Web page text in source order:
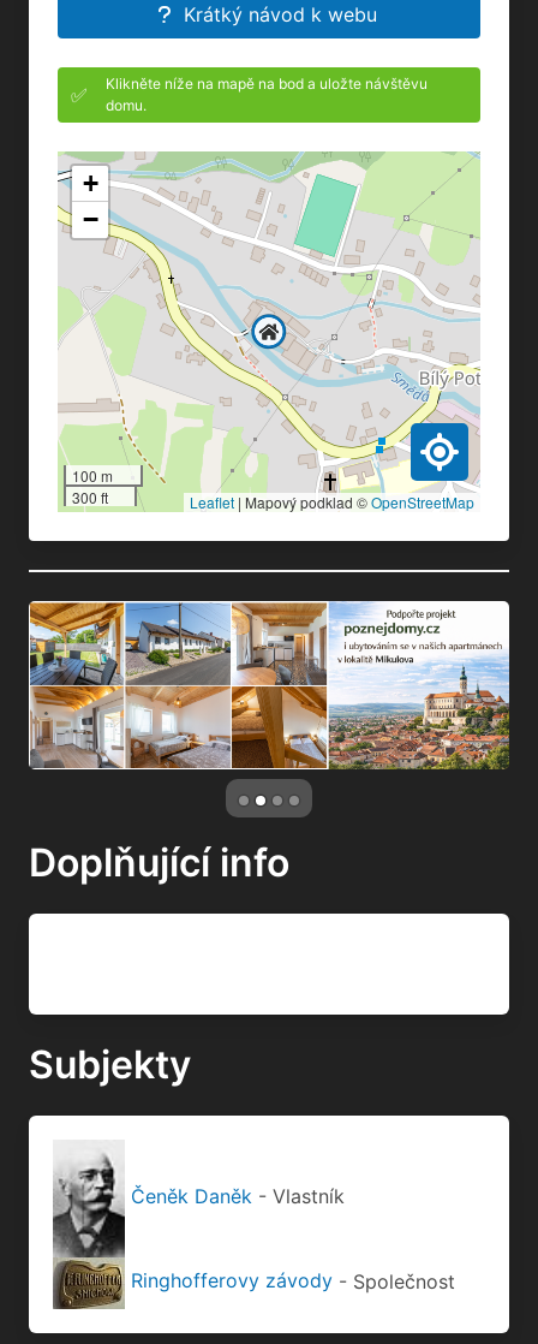
Krátký návod k webu
✅
Klikněte níže na mapě na bod a uložte návštěvu
domu.
+
−
100 m
300 ft
Leaflet | Mapový podklad ©OpenStreetMap
Doplňující info
Subjekty
Čeněk Daněk - Vlastník
Ringhofferovy závody - Společnost